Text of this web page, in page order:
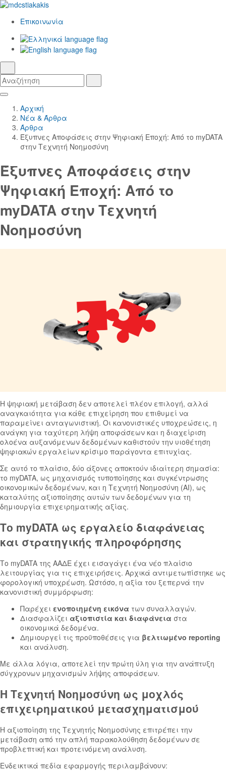
Επικοινωνία
Αναζήτηση
Skip
Main
Content
Κεντρική
Πλοήγηση
Αρχική
Νέα & Άρθρα
Άρθρα
Έξυπνες Αποφάσεις στην Ψηφιακή Εποχή: Από το myDATA
στην Τεχνητή Νοημοσύνη
Έξυπνες Αποφάσεις στην
Ψηφιακή Εποχή: Από το
myDATA στην Τεχνητή
Νοημοσύνη
Η ψηφιακή μετάβαση δεν αποτελεί πλέον επιλογή, αλλά
αναγκαιότητα για κάθε επιχείρηση που επιθυμεί να
παραμείνει ανταγωνιστική. Οι κανονιστικές υποχρεώσεις, η
ανάγκη για ταχύτερη λήψη αποφάσεων και η διαχείριση
ολοένα αυξανόμενων δεδομένων καθιστούν την υιοθέτηση
ψηφιακών εργαλείων κρίσιμο παράγοντα επιτυχίας.
Σε αυτό το πλαίσιο, δύο άξονες αποκτούν ιδιαίτερη σημασία:
το myDATA, ως μηχανισμός τυποποίησης και συγκέντρωσης
οικονομικών δεδομένων, και η Τεχνητή Νοημοσύνη (AI), ως
καταλύτης αξιοποίησης αυτών των δεδομένων για τη
δημιουργία επιχειρηματικής αξίας.
Το myDATA ως εργαλείο διαφάνειας
και στρατηγικής πληροφόρησης
Το myDATA της ΑΑΔΕ έχει εισαγάγει ένα νέο πλαίσιο
λειτουργίας για τις επιχειρήσεις. Αρχικά αντιμετωπίστηκε ως
φορολογική υποχρέωση. Ωστόσο, η αξία του ξεπερνά την
κανονιστική συμμόρφωση:
Παρέχει ενοποιημένη εικόνα των συναλλαγών.
Διασφαλίζει αξιοπιστία και διαφάνεια στα
οικονομικά δεδομένα.
Δημιουργεί τις προϋποθέσεις για βελτιωμένο reporting
και ανάλυση.
Με άλλα λόγια, αποτελεί την πρώτη ύλη για την ανάπτυξη
σύγχρονων μηχανισμών λήψης αποφάσεων.
Η Τεχνητή Νοημοσύνη ως μοχλός
επιχειρηματικού μετασχηματισμού
Η αξιοποίηση της Τεχνητής Νοημοσύνης επιτρέπει την
μετάβαση από την απλή παρακολούθηση δεδομένων σε
προβλεπτική και προτεινόμενη ανάλυση.
Ενδεικτικά πεδία εφαρμογής περιλαμβάνουν: